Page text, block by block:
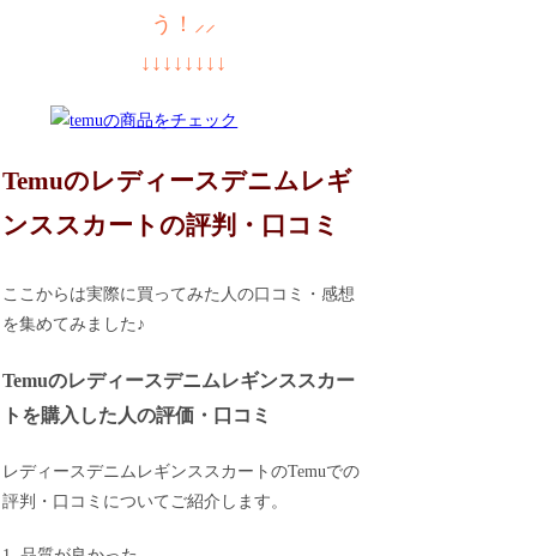
う！⸝⸝
↓↓↓↓↓↓↓↓
Temuのレディースデニムレギ
ンススカートの評判・口コミ
ここからは実際に買ってみた人の口コミ・感想
を集めてみました♪
Temuのレディースデニムレギンススカー
トを購入した人の評価・口コミ
レディースデニムレギンススカートのTemuでの
評判・口コミについてご紹介します。